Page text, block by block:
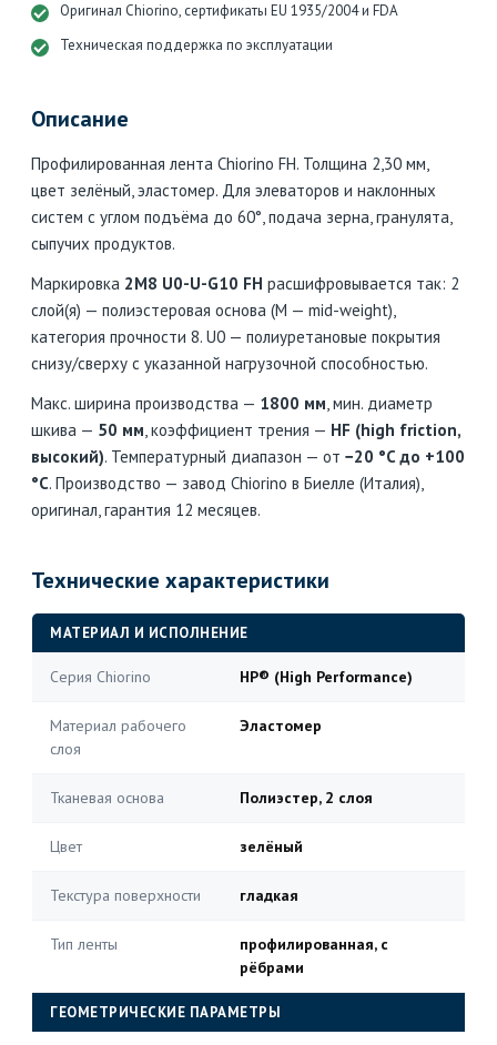
Оригинал Chiorino, сертификаты EU 1935/2004 и FDA
Техническая поддержка по эксплуатации
Описание
Профилированная лента Chiorino FH. Толщина 2,30 мм,
цвет зелёный, эластомер. Для элеваторов и наклонных
систем с углом подъёма до 60°, подача зерна, гранулята,
сыпучих продуктов.
Маркировка 2M8 U0-U-G10 FH расшифровывается так: 2
слой(я) — полиэстеровая основа (M — mid-weight),
категория прочности 8. U0 — полиуретановые покрытия
снизу/сверху с указанной нагрузочной способностью.
Макс. ширина производства — 1800 мм, мин. диаметр
шкива — 50 мм, коэффициент трения — HF (high friction,
высокий). Температурный диапазон — от −20 °C до +100
°C. Производство — завод Chiorino в Биелле (Италия),
оригинал, гарантия 12 месяцев.
Технические характеристики
МАТЕРИАЛ И ИСПОЛНЕНИЕ
Серия Chiorino HP® (High Performance)
Материал рабочего
слоя
Эластомер
Тканевая основа Полиэстер, 2 слоя
Цвет зелёный
Текстура поверхности гладкая
Тип ленты
профилированная, с
рёбрами
ГЕОМЕТРИЧЕСКИЕ ПАРАМЕТРЫ